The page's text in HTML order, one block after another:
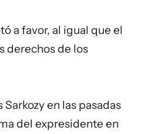
a favor, al igual que el
derechos de los
en las pasadas
del expresidente en